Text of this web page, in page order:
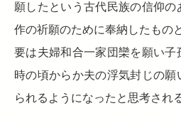
願したという古代民族の信仰
作の祈願のために奉納したもの
要は夫婦和合一家団欒を願い
時の頃からか夫の浮気封じの
られるようになったと思考される